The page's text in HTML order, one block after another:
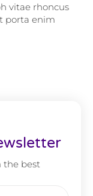
vitae rhoncus
porta enim
the best